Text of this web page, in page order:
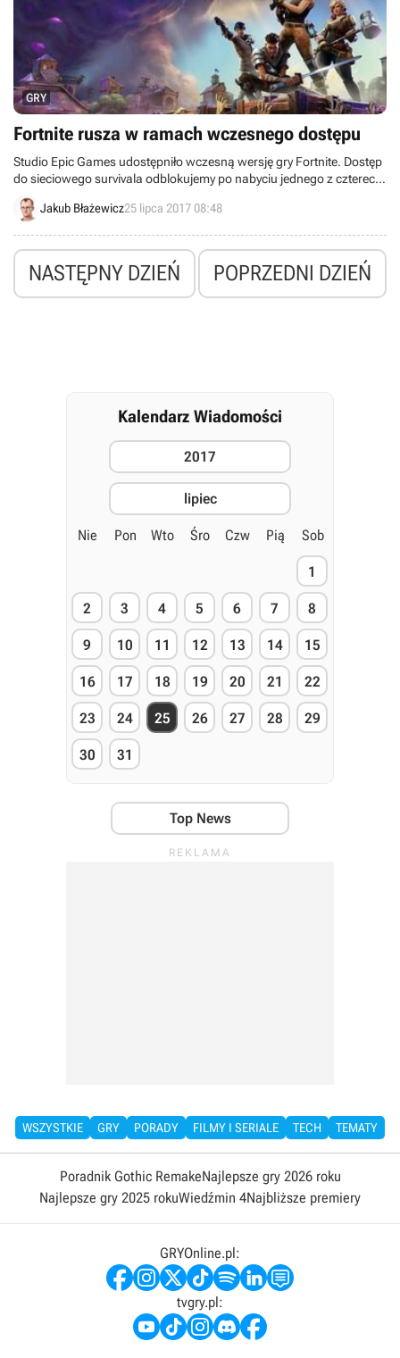
GRY
Fortnite rusza w ramach wczesnego dostępu
Studio Epic Games udostępniło wczesną wersję gry Fortnite. Dostęp
do sieciowego survivala odblokujemy po nabyciu jednego z czterech
Pakietów Fundatora, uwzględniających różnorodne bonusy dla
nabywców.
Jakub Błażewicz25 lipca 2017 08:48
NASTĘPNY DZIEŃ POPRZEDNI DZIEŃ
Kalendarz Wiadomości
2017
lipiec
Nie Pon Wto Śro Czw Pią Sob
1
2 3 4 5 6 7 8
9 10 11 12 13 14 15
16 17 18 19 20 21 22
23 24 25 26 27 28 29
30 31
Top News
WSZYSTKIE GRY PORADY FILMY I SERIALE TECH TEMATY
Poradnik Gothic RemakeNajlepsze gry 2026 roku
Najlepsze gry 2025 rokuWiedźmin 4Najbliższe premiery
GRYOnline.pl:
tvgry.pl: